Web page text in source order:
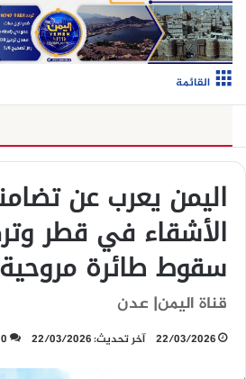
القائمة
اليمن يعرب عن
الأشقاء في قطر
سقوط طائرة مروحية
قناة اليمن| عدن
22/03/2026 آخر تحديث: 22/03/2026 0